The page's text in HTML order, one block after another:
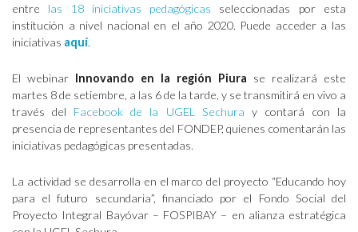
entre las 18 iniciativas pedagógicas seleccionadas por esta
institución a nivel nacional en el año 2020. Puede acceder a las
iniciativas aquí.
El webinar Innovando en la región Piura se realizará este
martes 8 de setiembre, a las 6 de la tarde, y se transmitirá en vivo a
través del Facebook de la UGEL Sechura y contará con la
presencia de representantes del FONDEP, quienes comentarán las
iniciativas pedagógicas presentadas.
La actividad se desarrolla en el marco del proyecto “Educando hoy
para el futuro secundaria”, financiado por el Fondo Social del
Proyecto Integral Bayóvar – FOSPIBAY – en alianza estratégica